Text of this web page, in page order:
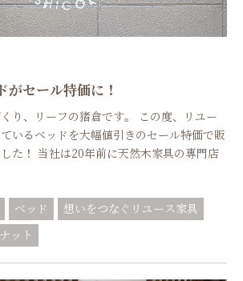
がセール特価に！
り、リーフの猪倉です。 この度、リユー
いるベッドを大幅値引きのセール特価で販
た！ 当社は20年前に天然木家具の専門店
ベッド
想いをつなぐリユース家具
ット